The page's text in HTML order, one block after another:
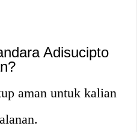
Adisucipto
aman untuk kalian